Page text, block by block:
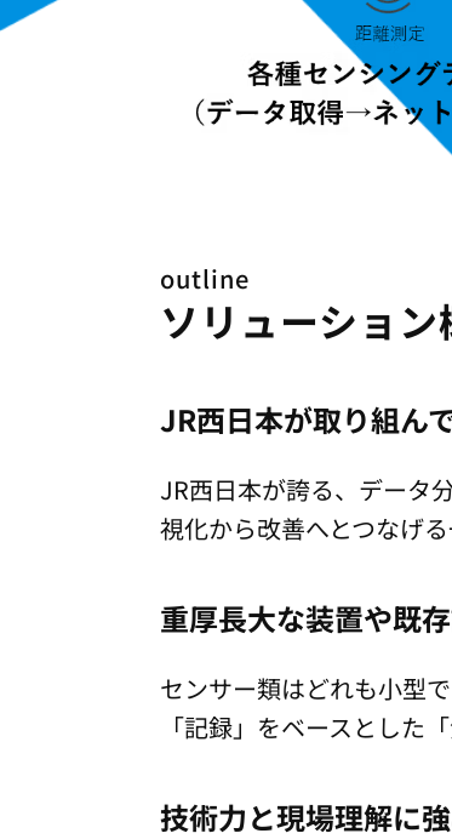
outline
ソリューション
JR西日本が取り組ん
JR西日本が誇る、データ
視化から改善へとつなげ
重厚長大な装置や既
センサー類はどれも小型
「記録」をベースとした
技術力と現場理解に